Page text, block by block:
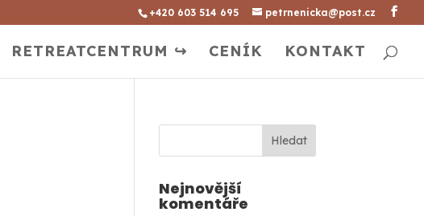
+420 603 514 695 petrnenicka@post.cz
RETREATCENTRUM ↪ CENÍK KONTAKT
Nejnovější
komentáře